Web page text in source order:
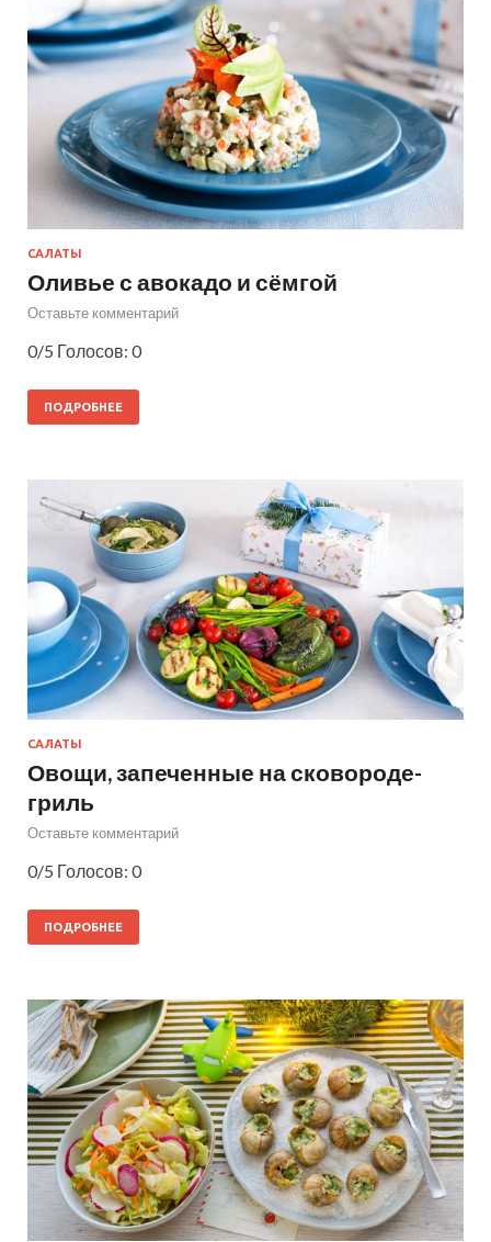
САЛАТЫ
Оливье с авокадо и сёмгой
Оставьте комментарий
0/5 Голосов: 0
ПОДРОБНЕЕ
САЛАТЫ
Овощи, запеченные на сковороде-
гриль
Оставьте комментарий
0/5 Голосов: 0
ПОДРОБНЕЕ